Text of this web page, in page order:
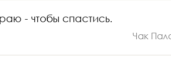
- чтобы спастись.
Чак